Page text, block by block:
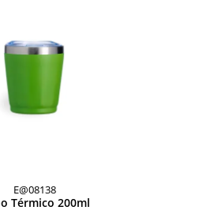
E@08138
Térmico 200ml